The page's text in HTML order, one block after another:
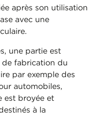
après son utilisation
avec une
une partie est
fabrication du
par exemple des
automobiles,
est broyée et
à la